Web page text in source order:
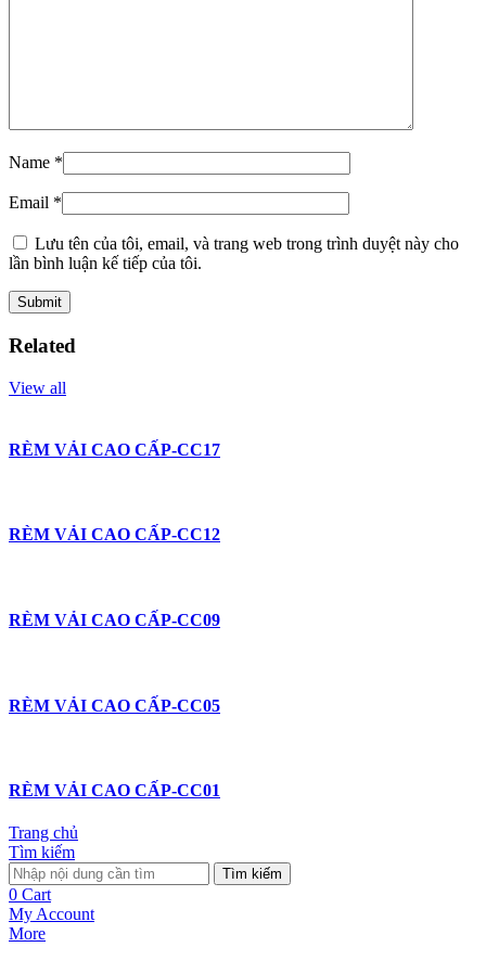
Name *
Email *
Lưu tên của tôi, email, và trang web trong trình duyệt này cho
lần bình luận kế tiếp của tôi.
Related
View all
RÈM VẢI CAO CẤP-CC17
RÈM VẢI CAO CẤP-CC12
RÈM VẢI CAO CẤP-CC09
RÈM VẢI CAO CẤP-CC05
RÈM VẢI CAO CẤP-CC01
Trang chủ
Tìm kiếm
Tìm kiếm
0 Cart
My Account
More